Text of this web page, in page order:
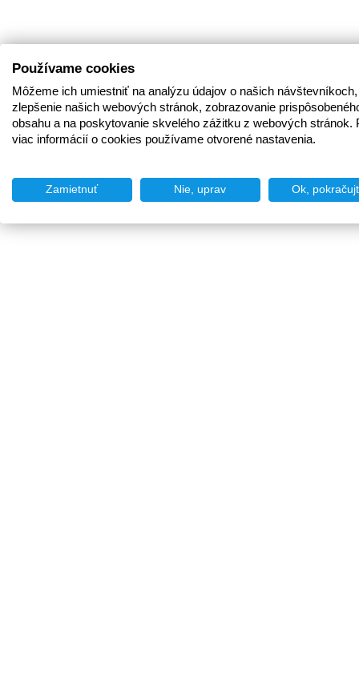
Používame cookies
Môžeme ich umiestniť na analýzu údajov o našich
zlepšenie našich webových stránok, zobrazovanie
obsahu a na poskytovanie skvelého zážitku z webových stránok.
viac informácií o cookies používame otvorené nastavenia.
Zamietnuť Nie, uprav Ok,